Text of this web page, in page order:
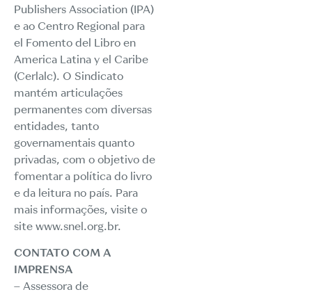
Publishers Association (IPA)
e ao Centro Regional para
el Fomento del Libro en
America Latina y el Caribe
(Cerlalc). O Sindicato
mantém articulações
permanentes com diversas
entidades, tanto
governamentais quanto
privadas, com o objetivo de
fomentar a política do livro
e da leitura no país. Para
mais informações, visite o
site www.snel.org.br.
CONTATO COM A
IMPRENSA
– Assessora de